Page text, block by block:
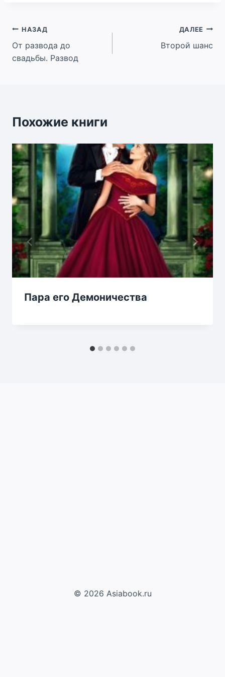
Навигация
по
НАЗАД
От развода до
свадьбы. Развод
ДАЛЕЕ
Второй шанс
Похожие книги
Пара его Демоничества
© 2026 Asiabook.ru